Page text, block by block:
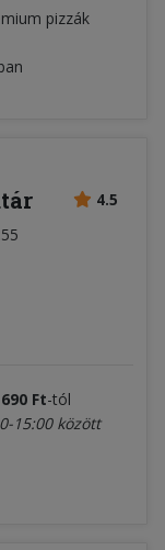
pizzák
4.5
Ft-tól
15:00 között